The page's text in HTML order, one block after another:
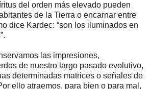
del orden más elevado pueden
de la Tierra o encarnar entre
dice Kardec: “son los iluminados en
las impresiones,
de nuestro largo pasado evolutivo,
determinadas matrices o señales de
ello atraemos, para bien o para mal,